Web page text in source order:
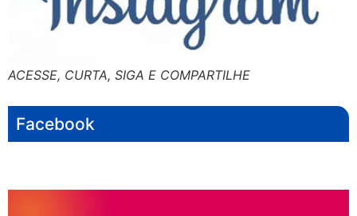
ACESSE, CURTA, SIGA E COMPARTILHE
Facebook